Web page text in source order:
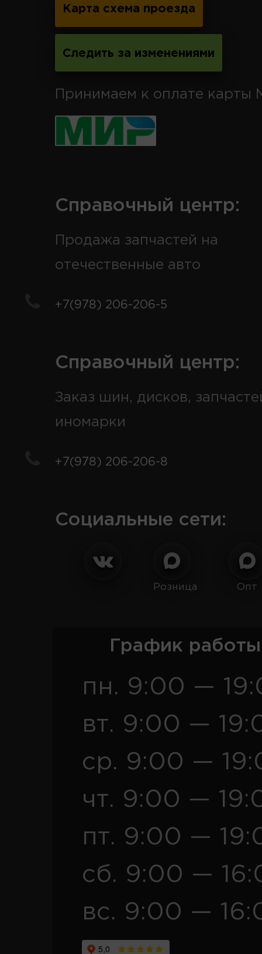
Карта схема проезда
Следить за изменениями
Принимаем к оплате карты
Справочный центр:
Продажа запчастей на
отечественные авто
+7(978) 206-206-5
Справочный центр:
Заказ шин, дисков,
иномарки
+7(978) 206-206-8
Социальные сети:
Розница Опт
График
пн. 9:00 —
вт. 9:00 —
ср. 9:00 —
чт. 9:00 —
пт. 9:00 —
сб. 9:00 —
вс. 9:00 —